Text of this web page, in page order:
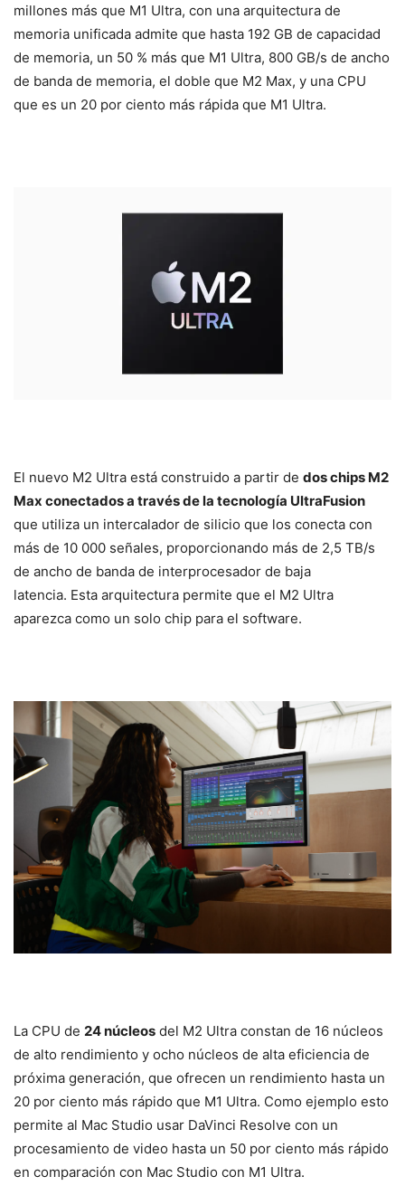
millones más que M1 Ultra, con una arquitectura de
memoria unificada admite que hasta 192 GB de capacidad
de memoria, un 50 % más que M1 Ultra, 800 GB/s de ancho
de banda de memoria, el doble que M2 Max, y una CPU
que es un 20 por ciento más rápida que M1 Ultra.
El nuevo M2 Ultra está construido a partir de dos chips M2
Max conectados a través de la tecnología UltraFusion
que utiliza un intercalador de silicio que los conecta con
más de 10 000 señales, proporcionando más de 2,5 TB/s
de ancho de banda de interprocesador de baja
latencia. Esta arquitectura permite que el M2 Ultra
aparezca como un solo chip para el software.
La CPU de 24 núcleos del M2 ​​Ultra constan de 16 núcleos
de alto rendimiento y ocho núcleos de alta eficiencia de
próxima generación, que ofrecen un rendimiento hasta un
20 por ciento más rápido que M1 Ultra. Como ejemplo esto
permite al Mac Studio usar DaVinci Resolve con un
procesamiento de video hasta un 50 por ciento más rápido
en comparación con Mac Studio con M1 Ultra.